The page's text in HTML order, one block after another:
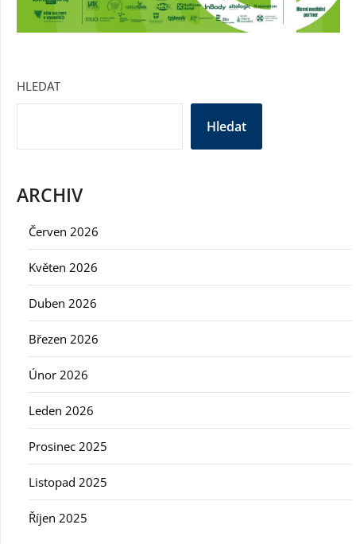
HLEDAT
Hledat
ARCHIV
Červen 2026
Květen 2026
Duben 2026
Březen 2026
Únor 2026
Leden 2026
Prosinec 2025
Listopad 2025
Říjen 2025